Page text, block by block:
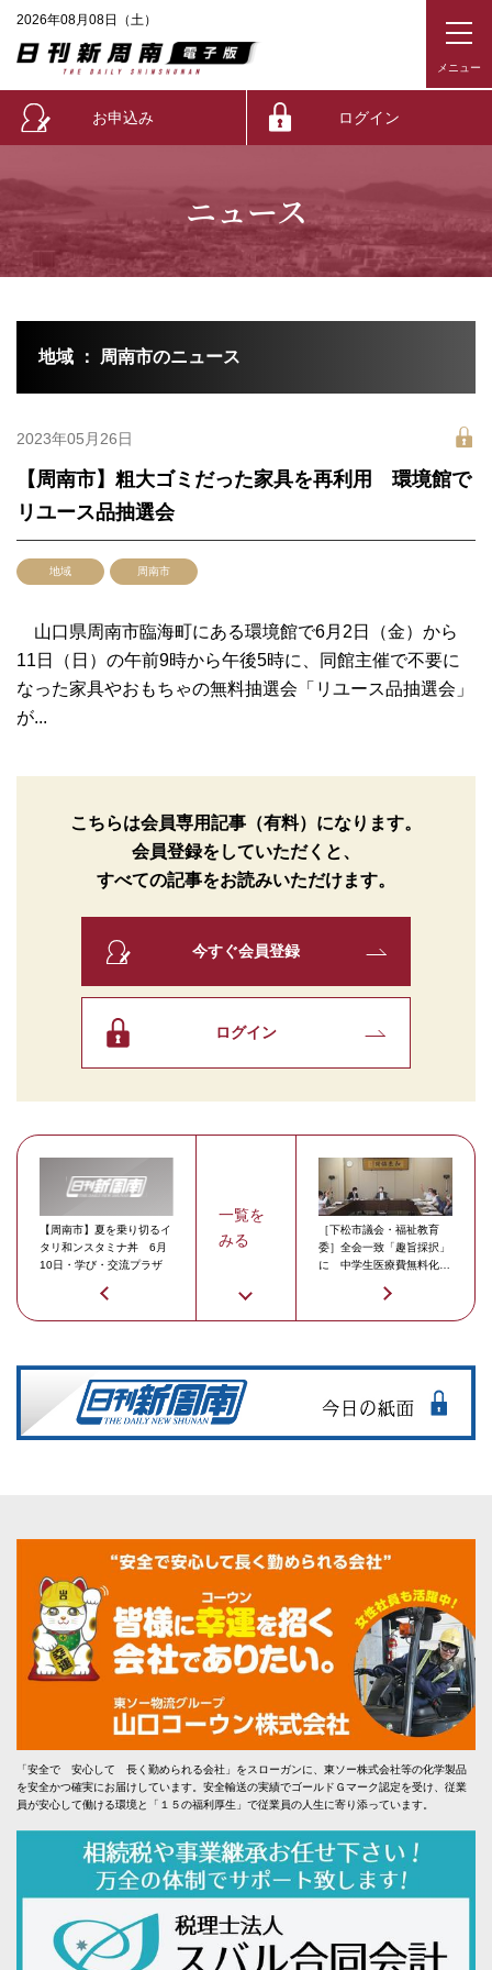
2026年08月08日（土）
お申込み ログイン
ニュース
地域 ： 周南市のニュース
2023年05月26日
【周南市】粗大ゴミだった家具を再利用 環境館で
リユース品抽選会
地域 周南市
山口県周南市臨海町にある環境館で6月2日（金）から
11日（日）の午前9時から午後5時に、同館主催で不要に
なった家具やおもちゃの無料抽選会「リユース品抽選会」
が...
こちらは会員専用記事（有料）になります。
会員登録をしていただくと、
すべての記事をお読みいただけます。
今すぐ会員登録
ログイン
【周南市】夏を乗り切るイ
タリ和ンスタミナ丼 6月
10日・学び・交流プラザ
一覧を
みる
［下松市議会・福祉教育
委］全会一致「趣旨採択」
に 中学生医療費無料化請
「安全で 安心して 長く勤められる会社」をスローガンに、東ソー株式会社等の化学製品
を安全かつ確実にお届けしています。安全輸送の実績でゴールドＧマーク認定を受け、従業
員が安心して働ける環境と「１５の福利厚生」で従業員の人生に寄り添っています。